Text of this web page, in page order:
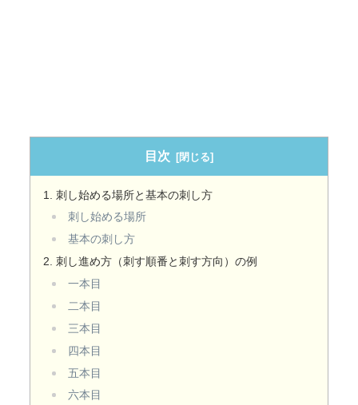
目次
刺し始める場所と基本の刺し方
刺し始める場所
基本の刺し方
刺し進め方（刺す順番と刺す方向）の例
一本目
二本目
三本目
四本目
五本目
六本目